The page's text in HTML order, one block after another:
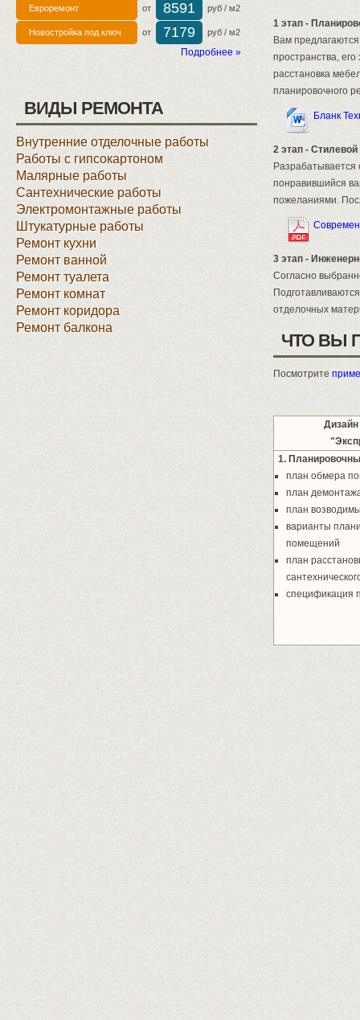
Евроремонт от 8591 руб / м2
Новостройка под ключ от 7179 руб / м2
Подробнее »
ВИДЫ РЕМОНТА
Внутренние отделочные работы
Работы с гипсокартоном
Малярные работы
Сантехнические работы
Электромонтажные работы
Штукатурные работы
Ремонт кухни
Ремонт ванной
Ремонт туалета
Ремонт комнат
Ремонт коридора
Ремонт балкона
1 этап -
Вам
пространства,
расстановка
планировочного
Бланк
2 этап - Стилевой
Разрабатывается
понравившийся
пожеланиями.
3 этап -
Согласно
отделочных
ЧТО ВЫ
Посмотрите
Дизайн
1.
план обмера
план
план
варианты
помещений
план
спецификация